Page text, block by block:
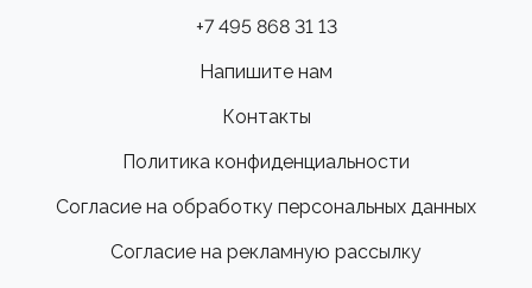
+7 495 868 31 13
Напишите нам
Контакты
Политика конфиденциальности
Согласие на обработку персональных данных
Согласие на рекламную рассылку